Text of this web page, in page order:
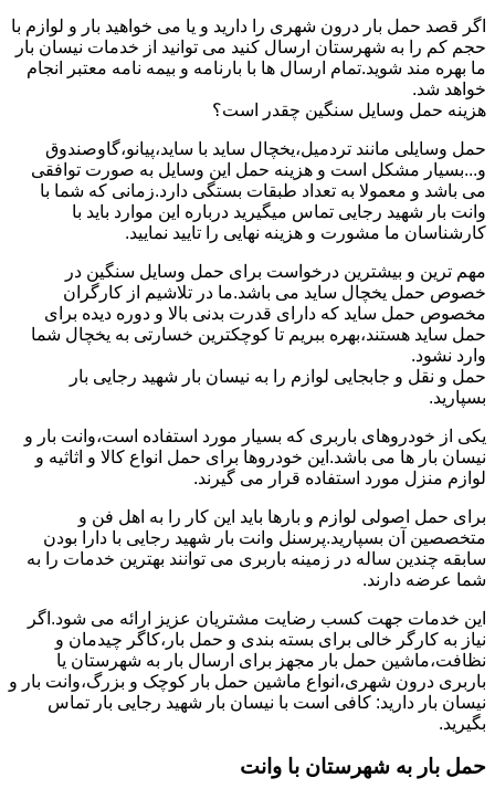
اگر قصد حمل بار درون شهری را دارید و یا می خواهید بار و لوازم با
حجم کم را به شهرستان ارسال کنید می توانید از خدمات نیسان بار
ما بهره مند شوید.تمام ارسال ها با بارنامه و بیمه نامه معتبر انجام
خواهد شد.
هزینه حمل وسایل سنگین چقدر است؟
حمل وسایلی مانند تردمیل،یخچال ساید با ساید،پیانو،گاوصندوق
و...بسیار مشکل است و هزینه حمل این وسایل به صورت توافقی
می باشد و معمولا به تعداد طبقات بستگی دارد.زمانی که شما با
وانت بار شهید رجایی تماس میگیرید درباره این موارد باید با
کارشناسان ما مشورت و هزینه نهایی را تایید نمایید.
مهم ترین و بیشترین درخواست برای حمل وسایل سنگین در
خصوص حمل یخچال ساید می باشد.ما در تلاشیم از کارگران
مخصوص حمل ساید که دارای قدرت بدنی بالا و دوره دیده برای
حمل ساید هستند،بهره ببریم تا کوچکترین خسارتی به یخچال شما
وارد نشود.
حمل و نقل و جابجایی لوازم را به نیسان بار شهید رجایی بار
بسپارید.
یکی از خودروهای باربری که بسیار مورد استفاده است،وانت بار و
نیسان بار ها می باشد.این خودروها برای حمل انواع کالا و اثاثیه و
لوازم منزل مورد استفاده قرار می گیرند.
برای حمل اصولی لوازم و بارها باید این کار را به اهل فن و
متخصصین آن بسپارید.پرسنل وانت بار شهید رجایی با دارا بودن
سابقه چندین ساله در زمینه باربری می توانند بهترین خدمات را به
شما عرضه دارند.
این خدمات جهت کسب رضایت مشتریان عزیز ارائه می شود.اگر
نیاز به کارگر خالی برای بسته بندی و حمل بار،کاگر چیدمان و
نظافت،ماشین حمل بار مجهز برای ارسال بار به شهرستان یا
باربری درون شهری،انواع ماشین حمل بار کوچک و بزرگ،وانت بار و
نیسان بار دارید: کافی است با نیسان بار شهید رجایی بار تماس
بگیرید.
حمل بار به شهرستان با وانت